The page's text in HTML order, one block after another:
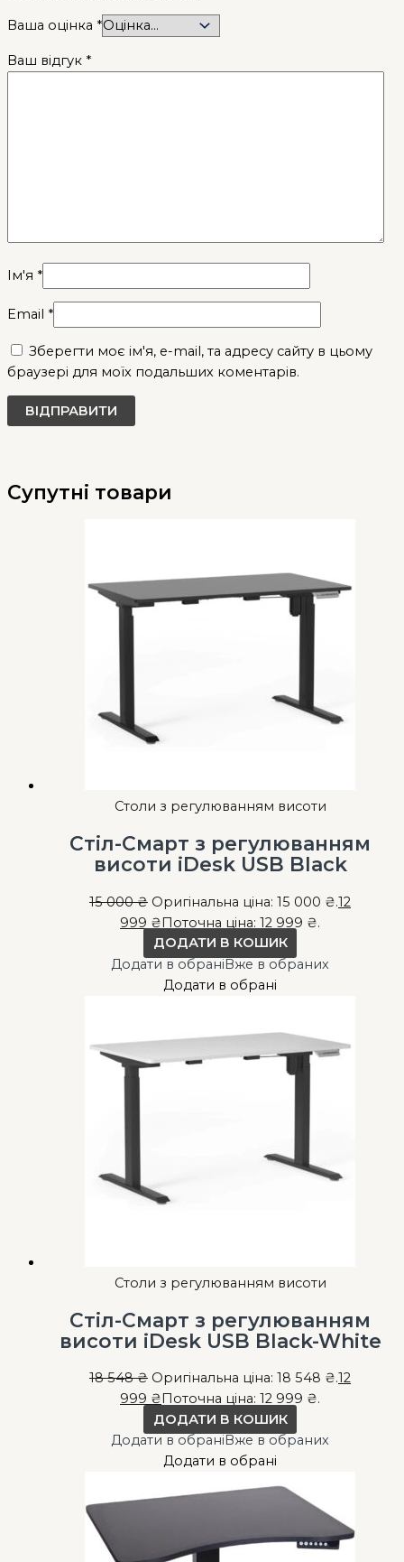
Ваша оцінка *
Ваш відгук *
Ім'я *
Email *
Зберегти моє ім'я, e-mail, та адресу сайту в цьому
браузері для моїх подальших коментарів.
Супутні товари
Столи з регулюванням висоти
Стіл-Смарт з регулюванням
висоти iDesk USB Black
15 000₴ Оригінальна ціна: 15 000 ₴.12
999 ₴Поточна ціна: 12 999 ₴.
ДОДАТИ В КОШИК
Додати в обраніВже в обраних
Додати в обрані
Столи з регулюванням висоти
Стіл-Смарт з регулюванням
висоти iDesk USB Black-White
18 548₴ Оригінальна ціна: 18 548 ₴.12
999 ₴Поточна ціна: 12 999 ₴.
ДОДАТИ В КОШИК
Додати в обраніВже в обраних
Додати в обрані